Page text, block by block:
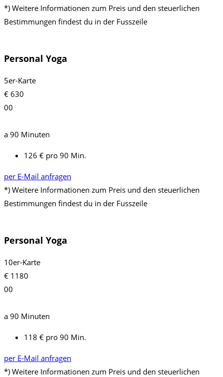
*) Weitere Informationen zum Preis und den steuerlichen
Bestimmungen findest du in der Fusszeile
Personal Yoga
5er-Karte
€ 630
00
a 90 Minuten
126 € pro 90 Min.
per E-Mail anfragen
*) Weitere Informationen zum Preis und den steuerlichen
Bestimmungen findest du in der Fusszeile
Personal Yoga
10er-Karte
€ 1180
00
a 90 Minuten
118 € pro 90 Min.
per E-Mail anfragen
*) Weitere Informationen zum Preis und den steuerlichen